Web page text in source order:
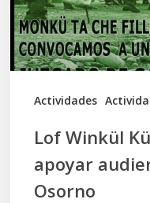
Actividades
audiencia
en
Juzgado
Lof Winkül
apoyar
Osorno